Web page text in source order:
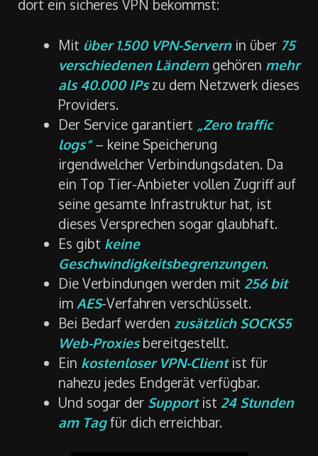
dort ein sicheres VPN bekommst:
Mit über 1.500 VPN-Servernin über 75
verschiedenen Länderngehören mehr
als 40.000 IPs zu dem Netzwerk dieses
Providers.
Der Service garantiert „Zero traffic
logs“– keine Speicherung
irgendwelcher Verbindungsdaten. Da
ein Top Tier-Anbieter vollen Zugriff auf
seine gesamte Infrastruktur hat, ist
dieses Versprechen sogar glaubhaft.
Es gibt keine
Geschwindigkeitsbegrenzungen.
Die Verbindungen werden mit 256 bit
im AES-Verfahren verschlüsselt.
Bei Bedarf werden zusätzlich SOCKS5
Web-Proxiesbereitgestellt.
Ein kostenloser VPN-Clientist für
nahezu jedes Endgerät verfügbar.
Und sogar der Supportist 24 Stunden
am Tagfür dich erreichbar.